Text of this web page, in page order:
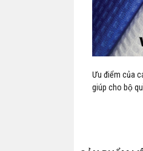
Ưu điểm của
giúp cho bộ